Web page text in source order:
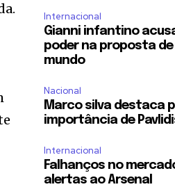
Internacional
Gianni infantino
poder na proposta
mundo
Nacional
Marco silva destaca
importância de
Internacional
Falhanços no
alertas ao Arsenal